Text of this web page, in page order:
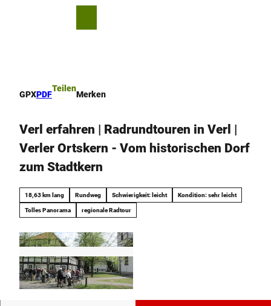
GPXPDF
Teilen
Merken
Verl erfahren | Radrundtouren in Verl |
Verler Ortskern - Vom historischen Dorf
zum Stadtkern
18,63 km lang Rundweg Schwierigkeit: leicht Kondition: sehr leicht
Tolles Panorama regionale Radtour